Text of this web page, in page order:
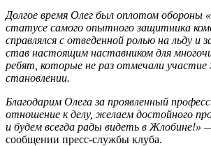
Долгое время Олег был оплотом обороны
статусе самого опытного защитника
справлялся с отведенной ролью на льду и
став настоящим наставником для
ребят, которые не раз отмечали участие
становлении.
Благодарим Олега за проявленный
отношение к делу, желаем достойного
и будем всегда рады видеть в Жлобине!»
сообщении пресс-службы клуба.